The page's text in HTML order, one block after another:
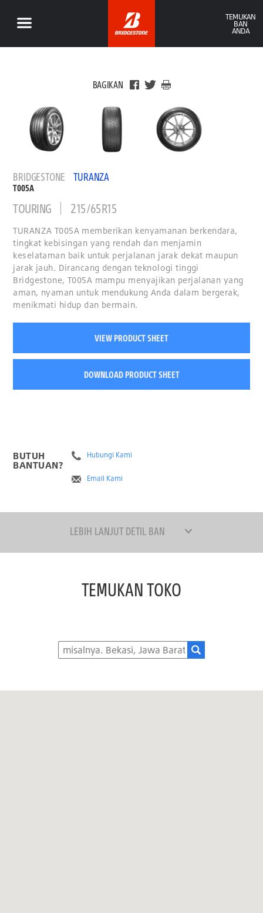
TEMUKAN
BAN
ANDA
BAGIKAN
BRIDGESTONE TURANZA
T005A
TOURING 215/65R15
TURANZA T005A memberikan kenyamanan berkendara,
tingkat kebisingan yang rendah dan menjamin
keselataman baik untuk perjalanan jarak dekat maupun
jarak jauh. Dirancang dengan teknologi tinggi
Bridgestone, T005A mampu menyajikan perjalanan yang
aman, nyaman untuk mendukung Anda dalam bergerak,
menikmati hidup dan bermain.
VIEW PRODUCT SHEET
DOWNLOAD PRODUCT SHEET
BUTUH
BANTUAN?
Hubungi Kami
Email Kami
LEBIH LANJUT DETIL BAN
TEMUKAN TOKO